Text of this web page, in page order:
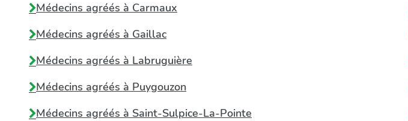
Médecins agréés à Carmaux
Médecins agréés à Gaillac
Médecins agréés à Labruguière
Médecins agréés à Puygouzon
Médecins agréés à Saint-Sulpice-La-Pointe